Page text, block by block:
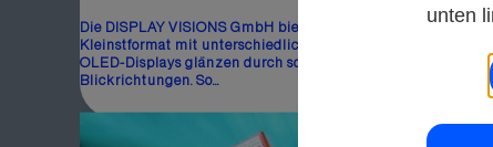
unten
Die DISPLAY VISIONS GmbH bietet grafische Displays im
Kleinstformat mit unterschiedlichen Paneltechniken an. Die
OLED-Displays glänzen durch scharfe Kontraste in alle
Blickrichtungen. So...